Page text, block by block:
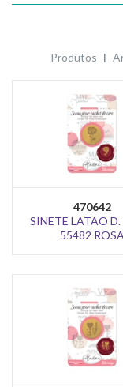
produtos
470642
SINETE LATAO D.
55482 ROSA